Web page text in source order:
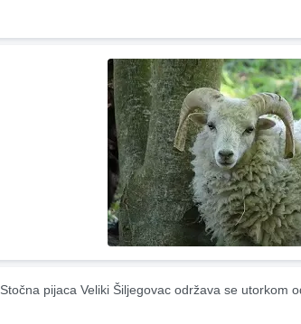
Stočna pijaca Veliki Šiljegovac održava se utorkom